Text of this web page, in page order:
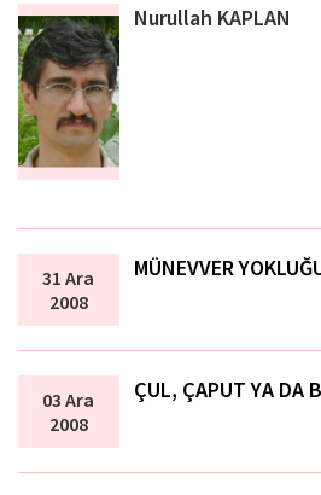
Nurullah KAPLAN
31 Ara
2008
MÜNEVVER
03 Ara
2008
ÇUL, ÇAPUT YA DA